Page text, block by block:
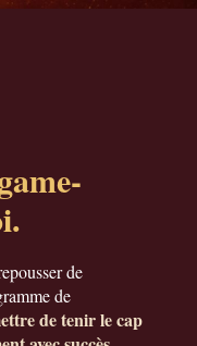
de
de
de tenir le cap